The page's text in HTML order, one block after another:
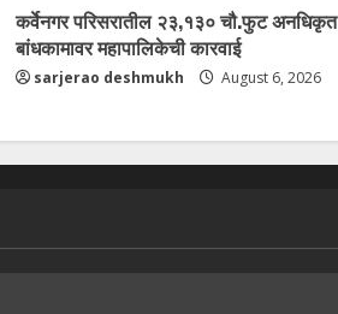
कर्वेनगर परिसरातील २३,१३० चौ.फुट अनधिकृत
बांधकामावर महापालिकेची कारवाई
sarjerao deshmukh August 6, 2026